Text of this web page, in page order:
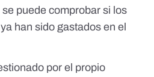
puede comprobar si los
han sido gastados en el
por el propio